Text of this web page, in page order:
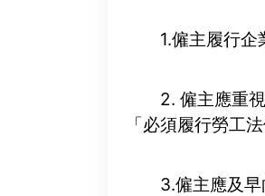
1.僱主履行企
2. 僱主應重
「必須履行勞工
3.僱主應及